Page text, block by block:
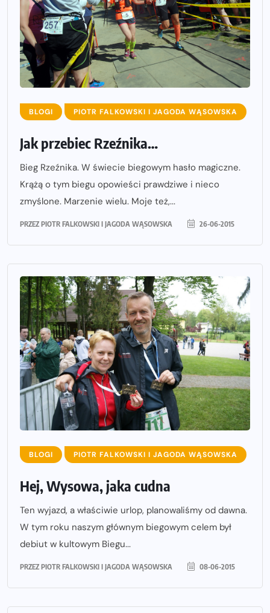
BLOGI PIOTR FALKOWSKI I JAGODA WĄSOWSKA
Jak przebiec Rzeźnika…
Bieg Rzeźnika. W świecie biegowym hasło magiczne.
Krążą o tym biegu opowieści prawdziwe i nieco
zmyślone. Marzenie wielu. Moje też,...
PRZEZ PIOTR FALKOWSKI I JAGODA WĄSOWSKA 26-06-2015
BLOGI PIOTR FALKOWSKI I JAGODA WĄSOWSKA
Hej, Wysowa, jaka cudna
Ten wyjazd, a właściwie urlop, planowaliśmy od dawna.
W tym roku naszym głównym biegowym celem był
debiut w kultowym Biegu...
PRZEZ PIOTR FALKOWSKI I JAGODA WĄSOWSKA 08-06-2015